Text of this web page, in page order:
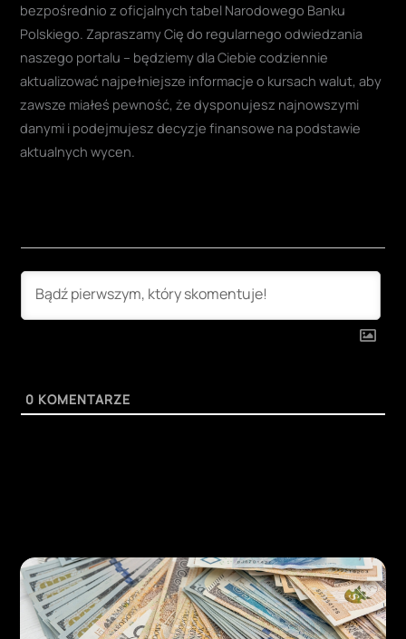
bezpośrednio z oficjalnych tabel Narodowego Banku
Polskiego. Zapraszamy Cię do regularnego odwiedzania
naszego portalu – będziemy dla Ciebie codziennie
aktualizować najpełniejsze informacje o kursach walut, aby
zawsze miałeś pewność, że dysponujesz najnowszymi
danymi i podejmujesz decyzje finansowe na podstawie
aktualnych wycen.
0 KOMENTARZE